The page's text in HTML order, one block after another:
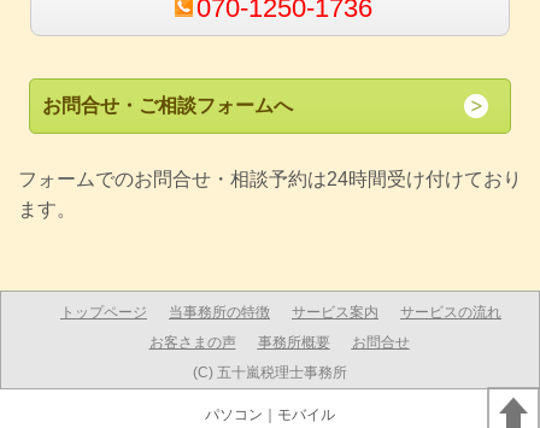
070-1250-1736
お問合せ・ご相談フォームへ
フォームでのお問合せ・相談予約は24時間受け付けており
ます。
(C) 五十嵐税理士事務所
トップページ 当事務所の特徴 サービス案内
サービスの流れ
お客さまの声
事務所概要 お問合せ
パソコン ｜モバイル